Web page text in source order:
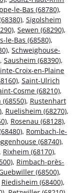
le-Bas (68780),
, Sigolsheim
, Sewen (68290),
le-Bas (68580),
, Schweighouse-
, Sausheim (68390),
Croix-en-Plaine
, Saint-Ulrich
Cosme (68210),
, Rustenhart
, Ruelisheim (68270),
, Rosenau (68128),
, Rombach-le-
(68740),
, Rixheim (68170),
, Rimbach-près-
(68500),
Riedisheim (68400),